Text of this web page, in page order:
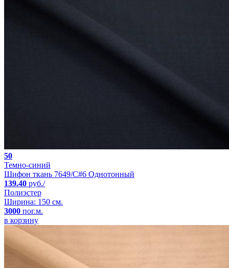
50
Темно-синий
Шифон ткань 7649/C#6 Однотонный
139.40 руб./
Полиэстер
Ширина: 150 см.
3000 пог.м.
в корзину